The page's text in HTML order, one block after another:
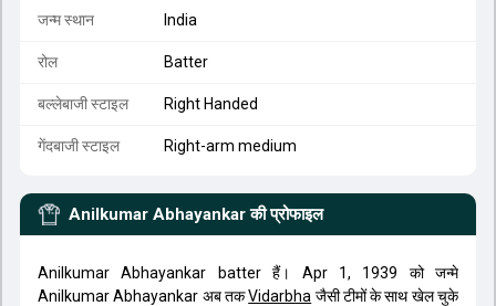
जन्म स्थान India
रोल Batter
बल्लेबाजी स्टाइल Right Handed
गेंदबाजी स्टाइल Right-arm medium
Anilkumar Abhayankar की प्रोफाइल
Anilkumar Abhayankar batter हैं। Apr 1, 1939 को जन्मे
Anilkumar Abhayankar अब तकVidarbha जैसी टीमों के साथ खेल चुके